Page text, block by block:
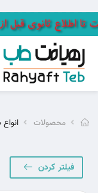
محصولات
فیلتر کردن